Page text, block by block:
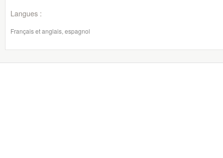
Langues :
Français et anglais, espagnol